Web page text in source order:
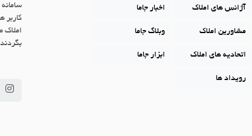
آژانس های املاک اخبار جاما
مشاورین املاک وبلاگ جاما
اتحادیه های املاک ابزار جاما
رویداد ها
کاربر
املاک